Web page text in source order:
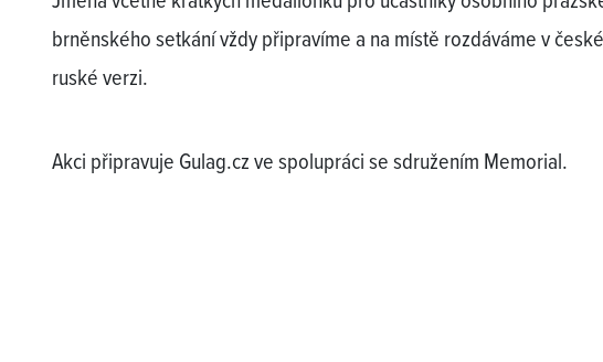
brněnského setkání vždy připravíme a na místě rozdáváme v
ruské verzi.
Akci připravuje Gulag.cz ve spolupráci se sdružením Memorial.